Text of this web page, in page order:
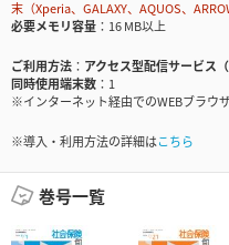
末（Xperia、GALAXY、AQUOS、
必要メモリ容量
16 MB以上
ご利用方法
アクセス型配信サービス（
同時使用端末数
1
※インターネット経由でのWEBブラウ
※導入・利用方法の詳細はこちら
巻号一覧